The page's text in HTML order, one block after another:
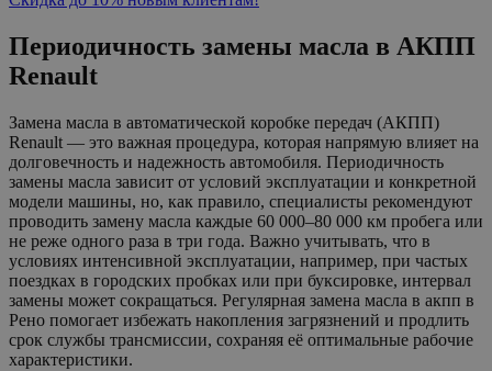
Периодичность замены масла в АКПП
Renault
Замена масла в автоматической коробке передач (АКПП)
Renault — это важная процедура, которая напрямую влияет на
долговечность и надежность автомобиля. Периодичность
замены масла зависит от условий эксплуатации и конкретной
модели машины, но, как правило, специалисты рекомендуют
проводить замену масла каждые 60 000–80 000 км пробега или
не реже одного раза в три года. Важно учитывать, что в
условиях интенсивной эксплуатации, например, при частых
поездках в городских пробках или при буксировке, интервал
замены может сокращаться. Регулярная замена масла в акпп в
Рено помогает избежать накопления загрязнений и продлить
срок службы трансмиссии, сохраняя её оптимальные рабочие
характеристики.